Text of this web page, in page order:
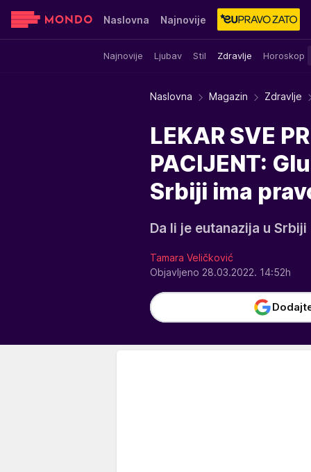
Naslovna Najnovije
Najnovije Ljubav Stil Zdravlje Horoskop
Sensa Stvar ukusa Yumama
Naslovna Magazin Zdravlje
LEKAR SVE
PACIJENT:
Srbiji ima
Da li je eutanazija u
Tamara Veličković
Objavljeno 28.03.2022. 14:52h